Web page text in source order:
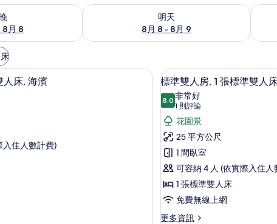
8月 8
8) 的供應情況
明天
8月 8 - 8月 9
查看明天 (8月 8 - 8月 9) 的供應情況 查看
豪華別墅, 1 張加大雙人床, 海濱 | 1 間臥室、Select Comfort 床墊、迷
人床, 海濱
入住人數計費)
顯
示
標
準
雙
人
房,
1
張
標
10
標準雙人房, 1 張標準雙人
8.08.0 分，滿分 10 分
非常好
1 則評論
(1
則
評
論)
花園景
25 平方公尺
1 間臥室
可容納 4 人 (依實際入住人
1 張標準雙人床
免費無線上網
更多資訊
更